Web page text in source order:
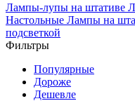
Лампы-лупы на штативе
Настольные Лампы на
подсветкой
Фильтры
Популярные
Дороже
Дешевле